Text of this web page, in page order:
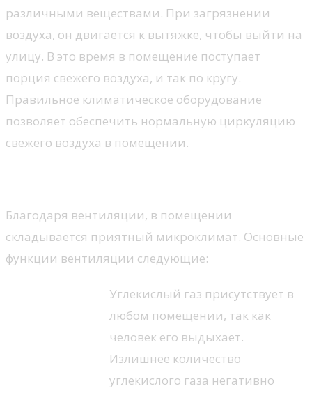
различными веществами. При загрязнении
воздуха, он двигается к вытяжке, чтобы выйти на
улицу. В это время в помещение поступает
порция свежего воздуха, и так по кругу.
Правильное климатическое оборудование
позволяет обеспечить нормальную циркуляцию
свежего воздуха в помещении.
Благодаря вентиляции, в помещении
складывается приятный микроклимат. Основные
функции вентиляции следующие:
Углекислый газ присутствует в
любом помещении, так как
человек его выдыхает.
Излишнее количество
углекислого газа негативно